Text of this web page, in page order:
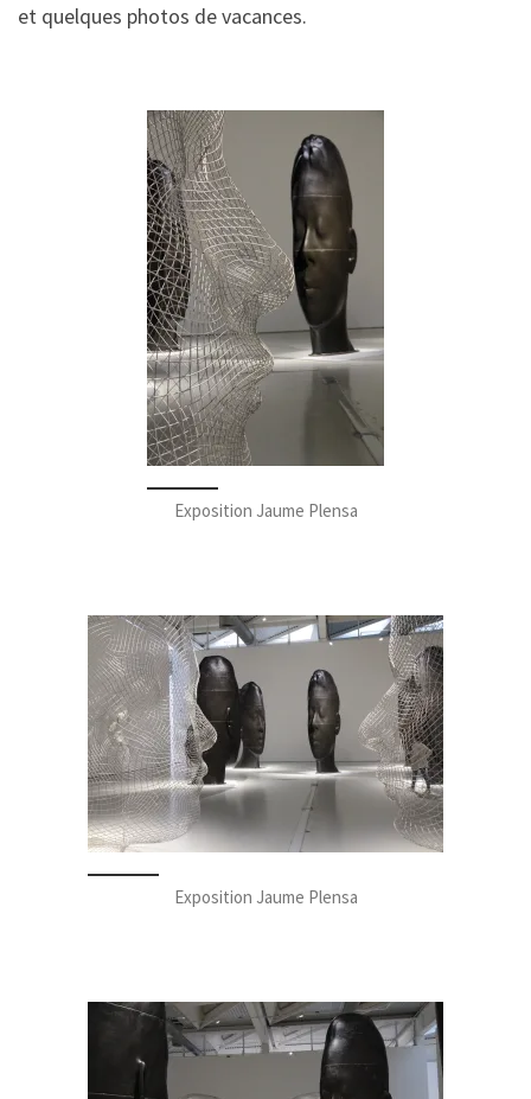
et quelques photos de vacances.
Exposition Jaume Plensa
Exposition Jaume Plensa